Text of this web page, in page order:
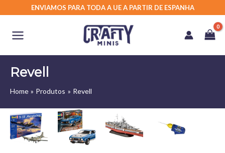
content
ENVIAMOS PARA TODA A UE A PARTIR DE ESPANHA
Revell
Home Produtos Revell